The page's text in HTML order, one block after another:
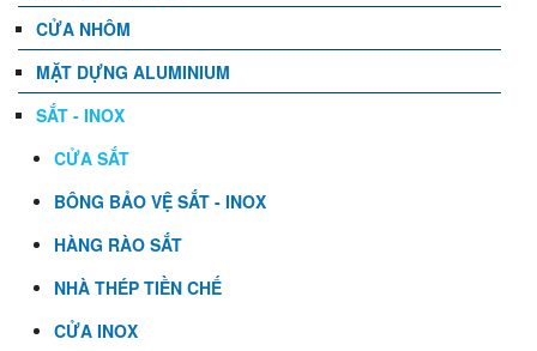
CỬA NHÔM
MẶT DỰNG ALUMINIUM
SẮT - INOX
CỬA SẮT
BÔNG BẢO VỆ SẮT - INOX
HÀNG RÀO SẮT
NHÀ THÉP TIỀN CHẾ
CỬA INOX